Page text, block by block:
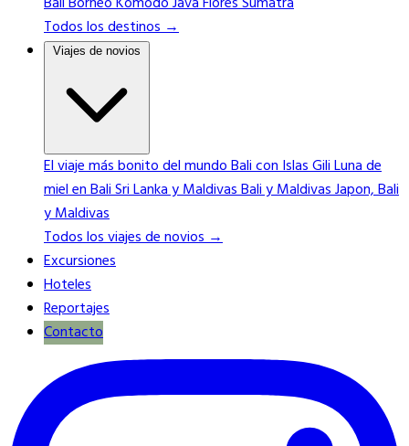
Todos los destinos →
Viajes de novios
El viaje más bonito del mundoBali con Islas GiliLuna de
miel en BaliSri Lanka y MaldivasBali y MaldivasJapon, Bali
y Maldivas
Todos los viajes de novios →
Excursiones
Hoteles
Reportajes
Contacto